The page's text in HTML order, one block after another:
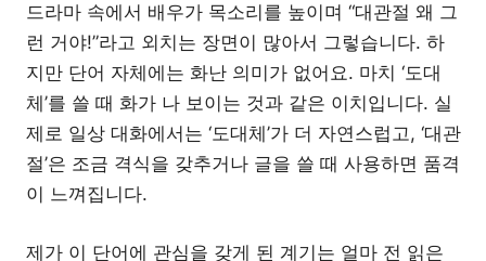
드라마 속에서 배우가 목소리를 높이며 “대관절 왜 그
런 거야!”라고 외치는 장면이 많아서 그렇습니다. 하
지만 단어 자체에는 화난 의미가 없어요. 마치 ‘도대
체’를 쓸 때 화가 나 보이는 것과 같은 이치입니다. 실
제로 일상 대화에서는 ‘도대체’가 더 자연스럽고, ‘대관
절’은 조금 격식을 갖추거나 글을 쓸 때 사용하면 품격
이 느껴집니다.
제가 이 단어에 관심을 갖게 된 계기는 얼마 전 읽은